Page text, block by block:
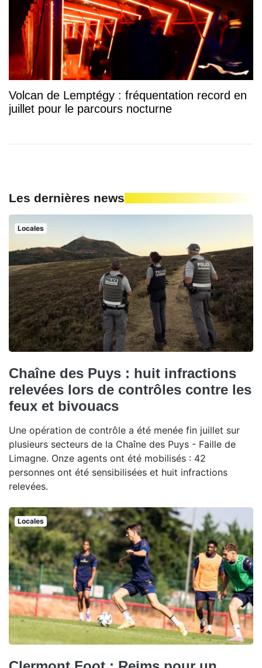
Volcan de Lemptégy : fréquentation record en
juillet pour le parcours nocturne
Les dernières news
Locales
Chaîne des Puys : huit infractions
relevées lors de contrôles contre les
feux et bivouacs
Une opération de contrôle a été menée fin juillet sur
plusieurs secteurs de la Chaîne des Puys - Faille de
Limagne. Onze agents ont été mobilisés : 42
personnes ont été sensibilisées et huit infractions
relevées.
Locales